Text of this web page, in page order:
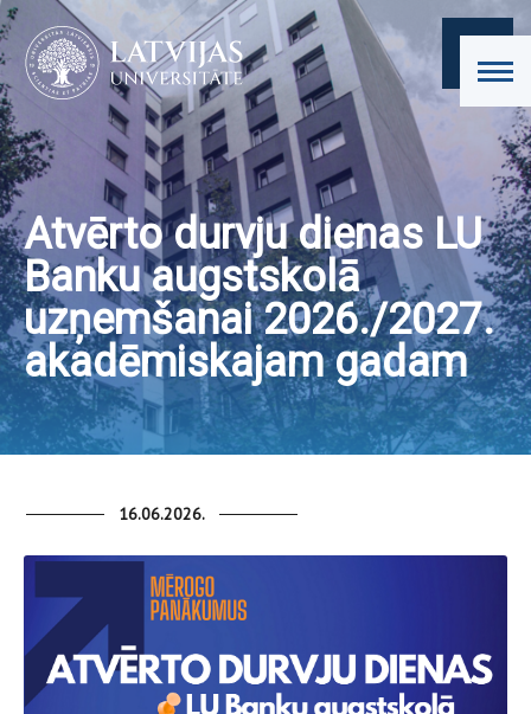
Atvērto durvju dienas LU
Banku augstskolā
uzņemšanai 2026./2027.
akadēmiskajam gadam
16.06.2026.